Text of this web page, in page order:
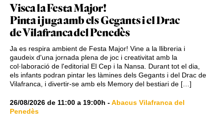
Visca la Festa Major!
Pinta i juga amb els Gegants i el Drac
de Vilafranca del Penedès
Ja es respira ambient de Festa Major! Vine a la llibreria i
gaudeix d'una jornada plena de joc i creativitat amb la
col·laboració de l'editorial El Cep i la Nansa. Durant tot el dia,
els infants podran pintar les làmines dels Gegants i del Drac de
Vilafranca, i divertir-se amb els Memory del bestiari de […]
26/08/2026 de 11:00 a 19:00h -Abacus Vilafranca del
Penedès